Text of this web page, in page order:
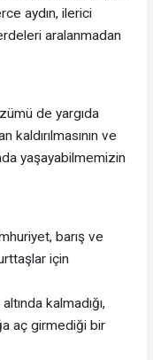
aydın, ilerici
aralanmadan
de yargıda
kaldırılmasının ve
yaşayabilmemizin
barış ve
için
kalmadığı,
aç girmediği bir